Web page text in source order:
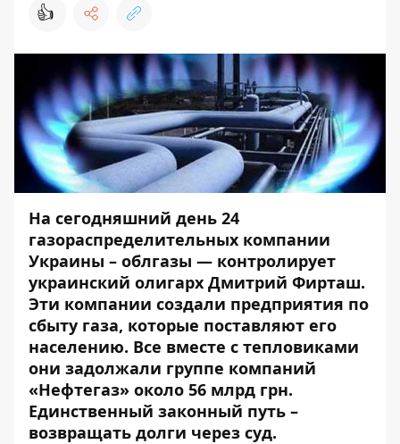
👍
На сегодняшний день 24
газораспределительных компании
Украины – облгазы — контролирует
украинский олигарх Дмитрий Фирташ.
Эти компании создали предприятия по
сбыту газа, которые поставляют его
населению. Все вместе с тепловиками
они задолжали группе компаний
«Нефтегаз» около 56 млрд грн.
Единственный законный путь –
возвращать долги через суд.